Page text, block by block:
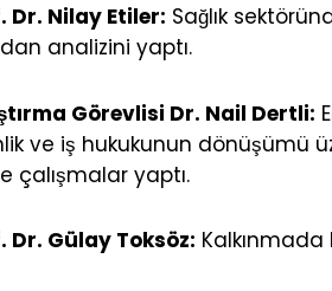
Dr. Nilay Etiler: Sağlık
analizini yaptı.
Görevlisi Dr. Nail Dertli:
ve iş hukukunun dönüşümü
çalışmalar yaptı.
Dr. Gülay Toksöz: Kalkınmada